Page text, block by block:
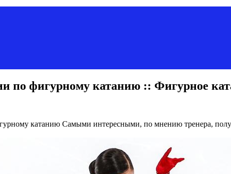
по фигурному катанию :: Фигурное
катанию Самыми интересными, по мнению тренера,